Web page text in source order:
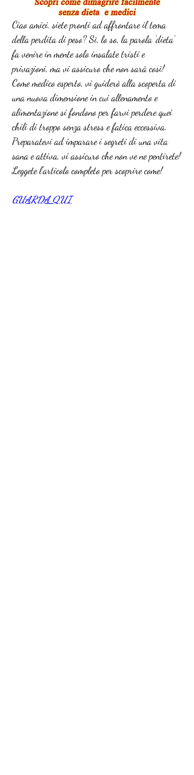
Ciao amici, siete pronti ad affrontare il tema
della perdita di peso? Sì, lo so, la parola 'dieta'
fa venire in mente solo insalate tristi e
privazioni, ma vi assicuro che non sarà così!
Come medico esperto, vi guiderò alla scoperta di
una nuova dimensione in cui allenamento e
alimentazione si fondono per farvi perdere quei
chili di troppo senza stress e fatica eccessiva.
Preparatevi ad imparare i segreti di una vita
sana e attiva, vi assicuro che non ve ne pentirete!
Leggete l'articolo completo per scoprire come!
GUARDA QUI